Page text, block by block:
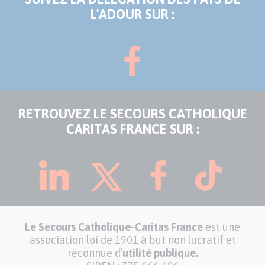
L'ADOUR SUR :
RETROUVEZ LE SECOURS CATHOLIQUE
CARITAS FRANCE SUR :
Le Secours Catholique-Caritas France est une
association loi de 1901 à but non lucratif et
reconnue d’utilité publique.